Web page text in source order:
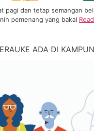
pagi dan tetap semangan
pemenang yang bakal
ADA DI